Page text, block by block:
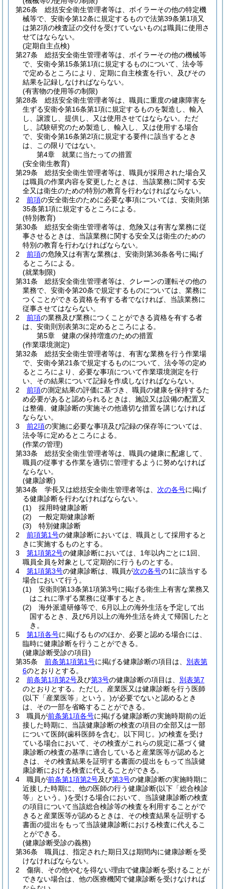
第26条
総括安全衛生管理者等は、ボイラーその他の特定機
械等で、安衛令第12条に規定するもので法第39条第1項又
は第2項の検査証の交付を受けていないものは職員に使用さ
せてはならない。
(定期自主点検)
第27条
総括安全衛生管理者等は、ボイラーその他の機械等
で、安衛令第15条第1項に規定するものについて、法令等
で定めるところにより、定期に自主検査を行い、及びその
結果を記録しなければならない。
(有害物の使用等の制限)
第28条
総括安全衛生管理者等は、職員に重度の健康障害を
生ずる安衛令第16条第1項に規定するものを製造し、輸入
し、譲渡し、提供し、又は使用させてはならない。 ただ
し、試験研究のため製造し、輸入し、又は使用する場合
で、安衛令第16条第2項に規定する要件に該当するとき
は、この限りではない。
第4章
就業に当たっての措置
(安全衛生教育)
第29条
総括安全衛生管理者等は、職員が採用された場合又
は職員の作業内容を変更したときは、当該業務に関する安
全又は衛生のための特別の教育を行わなければならない。
2
前項の安全衛生のために必要な事項については、安衛則第
35条第1項に規定するところによる。
(特別教育)
第30条
総括安全衛生管理者等は、危険又は有害な業務に従
事させるときは、当該業務に関する安全又は衛生のための
特別の教育を行わなければならない。
2
前項の危険又は有害な業務は、安衛則第36条各号に掲げ
るところによる。
(就業制限)
第31条
総括安全衛生管理者等は、クレーンの運転その他の
業務で、安衛令第20条で規定するものについては、業務に
つくことができる資格を有する者でなければ、当該業務に
従事させてはならない。
2
前項の業務及び業務につくことができる資格を有する者
は、安衛則別表第3に定めるところによる。
第5章
健康の保持増進のための措置
(作業環境測定)
第32条
総括安全衛生管理者等は、有害な業務を行う作業場
で、安衛令第21条で規定するものについて、法令等の定め
るところにより、必要な事項について作業環境測定を行
い、その結果について記録を作成しなければならない。
2
前項の測定結果の評価に基づき、職員の健康を保持するた
め必要があると認められるときは、施設又は設備の配置又
は整備、健康診断の実施その他適切な措置を講じなければ
ならない。
3
前2項の実施に必要な事項及び記録の保存等については、
法令等に定めるところによる。
(作業の管理)
第33条
総括安全衛生管理者等は、職員の健康に配慮して、
職員の従事する作業を適切に管理するように努めなければ
ならない。
(健康診断)
第34条
学長又は総括安全衛生管理者等は、 次の各号に掲げ
る健康診断を行わなければならない。
(1)
採用時健康診断
(2)
一般定期健康診断
(3)
特別健康診断
2
前項第1号の健康診断においては、職員として採用すると
きに実施するものとする。
3
第1項第2号の健康診断においては、1年以内ごとに1回、
職員全員を対象として定期的に行うものとする。
4
第1項第3号の健康診断は、職員が次の各号の1に該当する
場合において行う。
(1)
安衛則第13条第1項第3号に掲げる衛生上有害な業務又
はこれに準ずる業務に従事するとき。
(2)
海外派遣研修等で、6月以上の海外生活を予定して出
国するとき、及び6月以上の海外生活を終えて帰国したと
き。
5
第1項各号に掲げるもののほか、必要と認める場合には、
臨時に健康診断を行うことができる。
(健康診断受診の項目)
第35条
前条第1項第1号に掲げる健康診断の項目は、 別表第
6のとおりとする。
2
前条第1項第2号及び第3号の健康診断の項目は、 別表第7
のとおりとする。 ただし、産業医又は健康診断を行う医師
(以下「産業医等」という。)が必要でないと認めるとき
は、その一部を省略することができる。
3
職員が前条第1項各号に掲げる健康診断の実施時期前の近
接した時期に、当該健康診断の検査の項目の全部又は一部
について医師(歯科医師を含む。以下同じ。)の検査を受け
ている場合において、その検査がこれらの規定に基づく健
康診断の検査の基準に適合していると産業医等が認めると
きは、その検査結果を証明する書面の提出をもって当該健
康診断における検査に代えることができる。
4
職員が前条第1項第2号及び第3号の健康診断の実施時期に
近接した時期に、他の医師の行う健康診断(以下「総合検診
等」という。)を受ける場合において、当該健康診断の検査
の項目について当該総合検診等の検査を利用することがで
きると産業医等が認めるときは、その検査結果を証明する
書面の提出をもって当該健康診断における検査に代えるこ
とができる。
(健康診断受診の義務)
第36条
職員は、指定された期日又は期間内に健康診断を受
けなければならない。
2
傷病、その他やむを得ない理由で健康診断を受けることが
できない場合は、他の医療機関で健康診断を受けなければ